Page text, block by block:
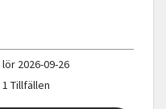
lör 2026-09-26
1 Tillfällen